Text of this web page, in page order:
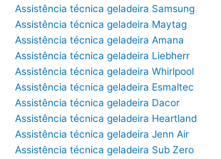
Assistência técnica geladeira Samsung
Assistência técnica geladeira Maytag
Assistência técnica geladeira Amana
Assistência técnica geladeira Liebherr
Assistência técnica geladeira Whirlpool
Assistência técnica geladeira Esmaltec
Assistência técnica geladeira Dacor
Assistência técnica geladeira Heartland
Assistência técnica geladeira Jenn Air
Assistência técnica geladeira Sub Zero